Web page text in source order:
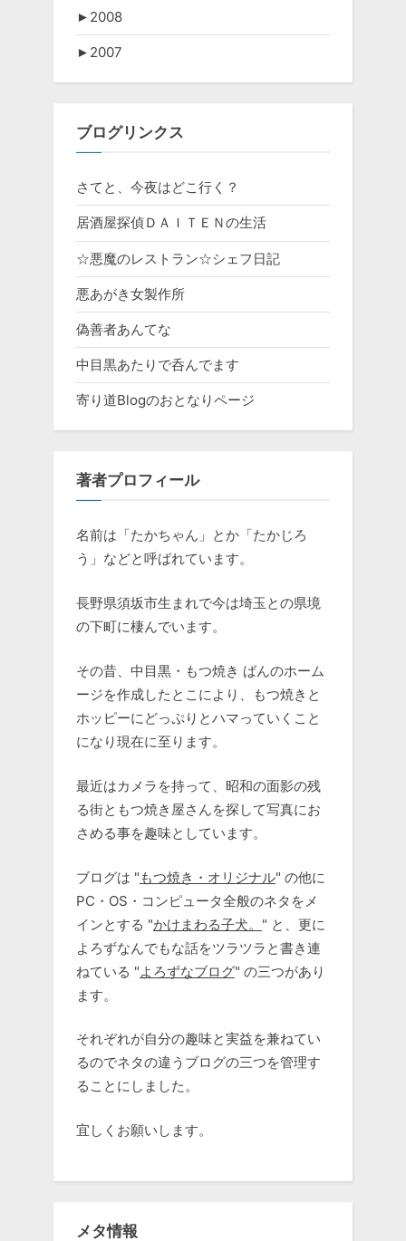
► 2008
► 2007
ブログリンクス
さてと、今夜はどこ行く？
居酒屋探偵ＤＡＩＴＥＮの生活
☆悪魔のレストラン☆シェフ日記
悪あがき女製作所
偽善者あんてな
中目黒あたりで呑んでます
寄り道Blogのおとなりページ
著者プロフィール
名前は「たかちゃん」とか「たかじろ
う」などと呼ばれています。
長野県須坂市生まれで今は埼玉との県境
の下町に棲んでいます。
その昔、中目黒・もつ焼き ばんのホーム
ージを作成したとこにより、もつ焼きと
ホッピーにどっぷりとハマっていくこと
になり現在に至ります。
最近はカメラを持って、昭和の面影の残
る街ともつ焼き屋さんを探して写真にお
さめる事を趣味としています。
ブログは " もつ焼き・オリジナル" の他に
PC・OS・コンピュータ全般のネタをメ
インとする "かけまわる子犬。 " と、更に
よろずなんでもな話をツラツラと書き連
ねている "よろずなブログ" の三つがあり
ます。
それぞれが自分の趣味と実益を兼ねてい
るのでネタの違うブログの三つを管理す
ることにしました。
宜しくお願いします。
メタ情報